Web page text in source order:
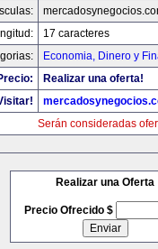
17 caracteres
Economia, Dinero y
Realizar una oferta!
Serán consideradas
Realizar una Oferta
Precio Ofrecido $